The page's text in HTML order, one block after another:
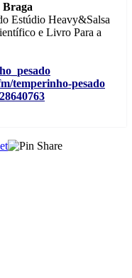
Estúdio Heavy&Salsa
e Livro Para a
temperinho-pesado